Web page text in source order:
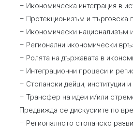
– Икономическа интеграция в
– Протекционизъм и търговска
– Икономически национализъм
– Регионални икономически
– Ролята на държавата в
– Интеграционни процеси и
– Стопански дейци, институции
– Трансфер на идеи и/или
Предвижда се дискусиите по
– Регионалното стопанско